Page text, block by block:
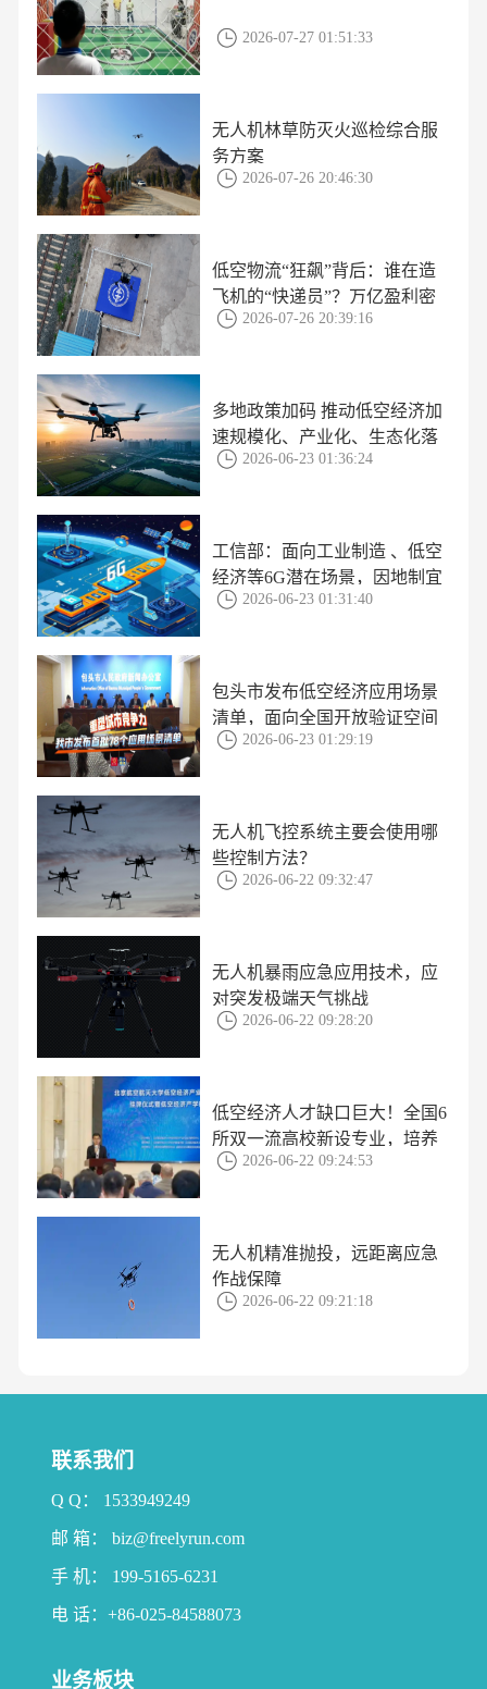
2026-07-27 01:51:33
无人机林草防灭火巡检综合服
务方案
2026-07-26 20:46:30
低空物流“狂飙”背后：谁在造
飞机的“快递员”？万亿盈利密
码首次曝光
2026-07-26 20:39:16
多地政策加码 推动低空经济加
速规模化、产业化、生态化落
地
2026-06-23 01:36:24
工信部：面向工业制造 、低空
经济等6G潜在场景，因地制宜
开展6G应用场景培育
2026-06-23 01:31:40
包头市发布低空经济应用场景
清单，面向全国开放验证空间
2026-06-23 01:29:19
无人机飞控系统主要会使用哪
些控制方法？
2026-06-22 09:32:47
无人机暴雨应急应用技术，应
对突发极端天气挑战
2026-06-22 09:28:20
低空经济人才缺口巨大！全国6
所双一流高校新设专业，培养
方案揭秘
2026-06-22 09:24:53
无人机精准抛投，远距离应急
作战保障
2026-06-22 09:21:18
联系我们
Q Q： 1533949249
邮 箱： biz@freelyrun.com
手 机： 199-5165-6231
电 话：+86-025-84588073
业务板块